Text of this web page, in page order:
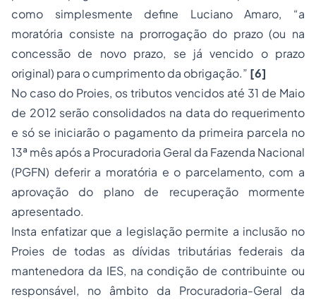
como simplesmente define Luciano Amaro, “a
moratória consiste na prorrogação do prazo (ou na
concessão de novo prazo, se já vencido o prazo
original) para o cumprimento da obrigação.” [6]
No caso do Proies, os tributos vencidos até 31 de Maio
de 2012 serão consolidados na data do requerimento
e só se iniciarão o pagamento da primeira parcela no
13ª mês após a Procuradoria Geral da Fazenda Nacional
(PGFN) deferir a moratória e o parcelamento, com a
aprovação do plano de recuperação mormente
apresentado.
Insta enfatizar que a legislação permite a inclusão no
Proies de todas as dívidas tributárias federais da
mantenedora da IES, na condição de contribuinte ou
responsável, no âmbito da Procuradoria-Geral da